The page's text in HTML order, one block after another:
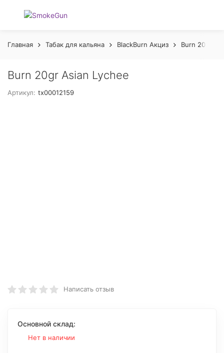
Главная Табак для кальяна BlackBurn Акциз Burn 20 gr
Burn 20gr Asian Lychee
Артикул: tx00012159
Написать отзыв
Основной склад:
Нет в наличии